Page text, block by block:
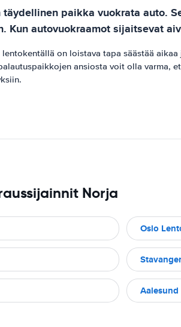
paikka vuokrata auto.
Kun autovuokraamot sijaitsevat
on loistava tapa säästää
ansiosta voit olla varma,
Norja
Oslo